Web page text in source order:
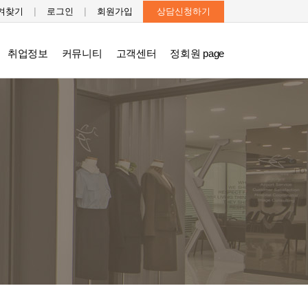
찾기 | 로그인 | 회원가입 상담신청하기
취업정보 커뮤니티 고객센터 정회원 page